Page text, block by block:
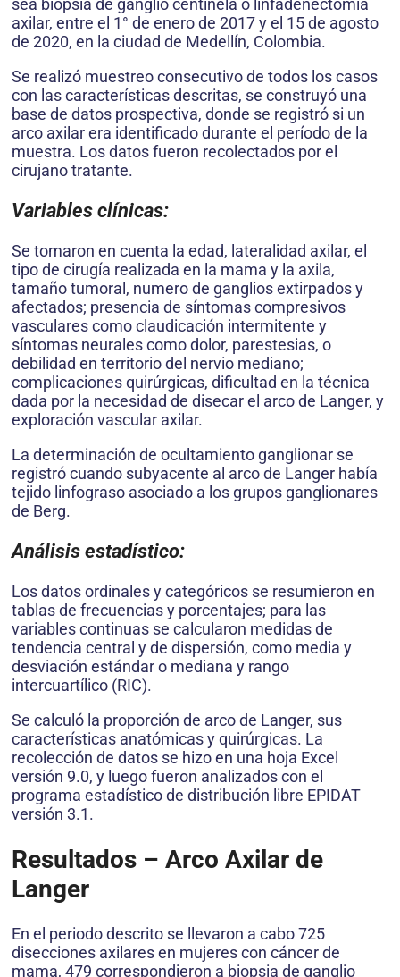
sea biopsia de ganglio centinela o linfadenectomía
axilar, entre el 1° de enero de 2017 y el 15 de agosto
de 2020, en la ciudad de Medellín, Colombia.
Se realizó muestreo consecutivo de todos los casos
con las características descritas, se construyó una
base de datos prospectiva, donde se registró si un
arco axilar era identificado durante el período de la
muestra. Los datos fueron recolectados por el
cirujano tratante.
Variables clínicas:
Se tomaron en cuenta la edad, lateralidad axilar, el
tipo de cirugía realizada en la mama y la axila,
tamaño tumoral, numero de ganglios extirpados y
afectados; presencia de síntomas compresivos
vasculares como claudicación intermitente y
síntomas neurales como dolor, parestesias, o
debilidad en territorio del nervio mediano;
complicaciones quirúrgicas, dificultad en la técnica
dada por la necesidad de disecar el arco de Langer, y
exploración vascular axilar.
La determinación de ocultamiento ganglionar se
registró cuando subyacente al arco de Langer había
tejido linfograso asociado a los grupos ganglionares
de Berg.
Análisis estadístico:
Los datos ordinales y categóricos se resumieron en
tablas de frecuencias y porcentajes; para las
variables continuas se calcularon medidas de
tendencia central y de dispersión, como media y
desviación estándar o mediana y rango
intercuartílico (RIC).
Se calculó la proporción de arco de Langer, sus
características anatómicas y quirúrgicas. La
recolección de datos se hizo en una hoja Excel
versión 9.0, y luego fueron analizados con el
programa estadístico de distribución libre EPIDAT
versión 3.1.
Resultados – Arco Axilar de
Langer
En el periodo descrito se llevaron a cabo 725
disecciones axilares en mujeres con cáncer de
mama, 479 correspondieron a biopsia de ganglio